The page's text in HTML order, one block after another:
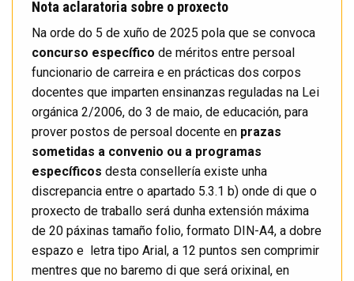
Nota aclaratoria sobre o proxecto
Na orde do 5 de xuño de 2025 pola que se convoca
concurso específico de méritos entre persoal
funcionario de carreira e en prácticas dos corpos
docentes que imparten ensinanzas reguladas na Lei
orgánica 2/2006, do 3 de maio, de educación, para
prover postos de persoal docente en prazas
sometidas a convenio ou a programas
específicos desta consellería existe unha
discrepancia entre o apartado 5.3.1 b) onde di que o
proxecto de traballo será dunha extensión máxima
de 20 páxinas tamaño folio, formato DIN-A4, a dobre
espazo e letra tipo Arial, a 12 puntos sen comprimir
mentres que no baremo di que será orixinal, en